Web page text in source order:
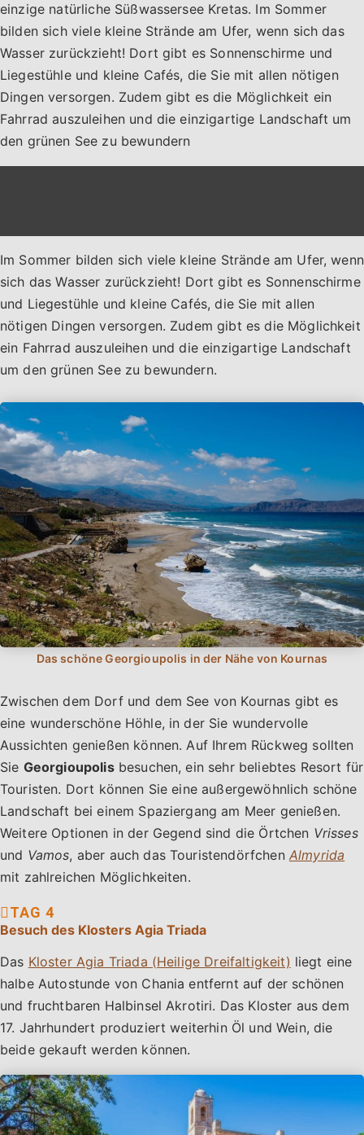
einzige natürliche Süßwassersee Kretas. Im Sommer
bilden sich viele kleine Strände am Ufer, wenn sich das
Wasser zurückzieht! Dort gibt es Sonnenschirme und
Liegestühle und kleine Cafés, die Sie mit allen nötigen
Dingen versorgen. Zudem gibt es die Möglichkeit ein
Fahrrad auszuleihen und die einzigartige Landschaft um
den grünen See zu bewundern
Im Sommer bilden sich viele kleine Strände am Ufer, wenn
sich das Wasser zurückzieht! Dort gibt es Sonnenschirme
und Liegestühle und kleine Cafés, die Sie mit allen
nötigen Dingen versorgen. Zudem gibt es die Möglichkeit
ein Fahrrad auszuleihen und die einzigartige Landschaft
um den grünen See zu bewundern.
Zwischen dem Dorf und dem See von Kournas gibt es
eine wunderschöne Höhle, in der Sie wundervolle
Aussichten genießen können. Auf Ihrem Rückweg sollten
Sie Georgioupolisbesuchen, ein sehr beliebtes Resort für
Touristen. Dort können Sie eine außergewöhnlich schöne
Landschaft bei einem Spaziergang am Meer genießen.
Weitere Optionen in der Gegend sind die Örtchen Vrisses
und Vamos, aber auch das Touristendörfchen Almyrida
mit zahlreichen Möglichkeiten.
Besuch des Klosters Agia Triada
Das Kloster Agia Triada (Heilige Dreifaltigkeit) liegt eine
halbe Autostunde von Chania entfernt auf der schönen
und fruchtbaren Halbinsel Akrotiri. Das Kloster aus dem
17. Jahrhundert produziert weiterhin Öl und Wein, die
beide gekauft werden können.